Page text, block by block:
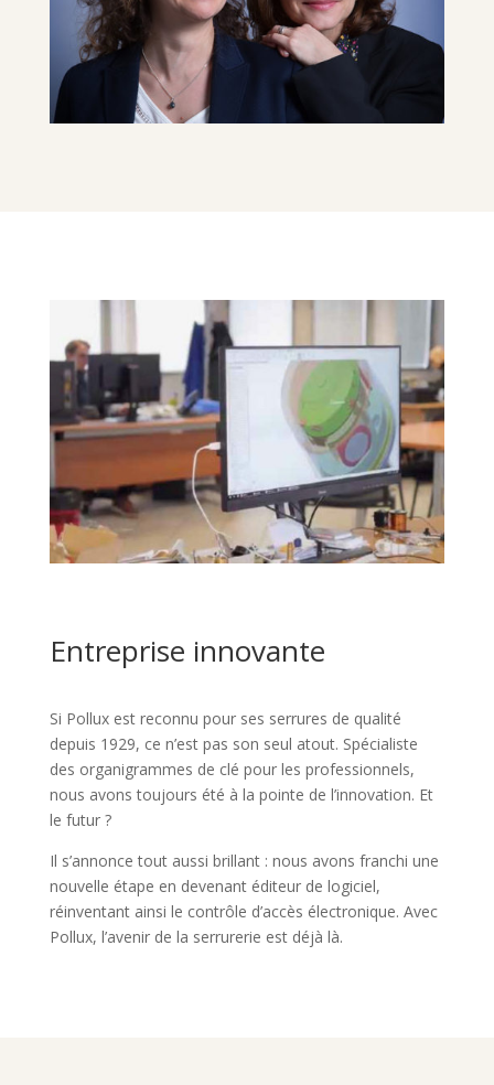
Entreprise innovante
Si Pollux est reconnu pour ses serrures de qualité
depuis 1929, ce n’est pas son seul atout. Spécialiste
des organigrammes de clé pour les professionnels,
nous avons toujours été à la pointe de l’innovation. Et
le futur ?
Il s’annonce tout aussi brillant : nous avons franchi une
nouvelle étape en devenant éditeur de logiciel,
réinventant ainsi le contrôle d’accès électronique. Avec
Pollux, l’avenir de la serrurerie est déjà là.